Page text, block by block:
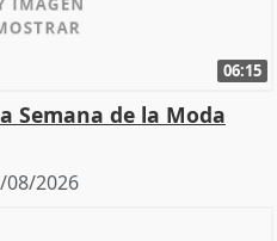
06:15
Semana de la Moda
08/2026